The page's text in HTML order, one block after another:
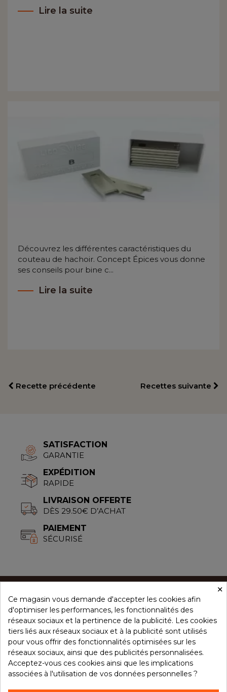
Lire la suite
Découvrez les différentes caractéristiques du
couteau de hachoir. Concept Épices vous donne
ses conseils pour bine c...
Lire la suite
Recette précédente Recettes suivante
SATISFACTION
GARANTIE
EXPÉDITION
RAPIDE
LIVRAISON OFFERTE
DÈS 29.50€ D’ACHAT
PAIEMENT
SÉCURISÉ
CONCEPT ÉPICES
NOS PRODUITS
VOTRE COMPTE
×
Ce magasin vous demande d'accepter les cookies afin
d'optimiser les performances, les fonctionnalités des
réseaux sociaux et la pertinence de la publicité. Les cookies
tiers liés aux réseaux sociaux et à la publicité sont utilisés
pour vous offrir des fonctionnalités optimisées sur les
réseaux sociaux, ainsi que des publicités personnalisées.
Acceptez-vous ces cookies ainsi que les implications
associées à l'utilisation de vos données personnelles ?